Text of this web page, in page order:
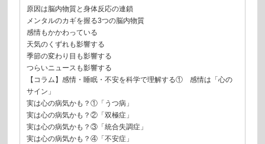
原因は脳内物質と身体反応の連鎖
メンタルのカギを握る3つの脳内物質
感情もかかわっている
天気のくずれも影響する
季節の変わり目も影響する
つらいニュースも影響する
【コラム】感情・睡眠・不安を科学で理解する① 感情は「心の
サイン」
実は心の病気かも？①「うつ病」
実は心の病気かも？②「双極症」
実は心の病気かも？③「統合失調症」
実は心の病気かも？④「不安症」